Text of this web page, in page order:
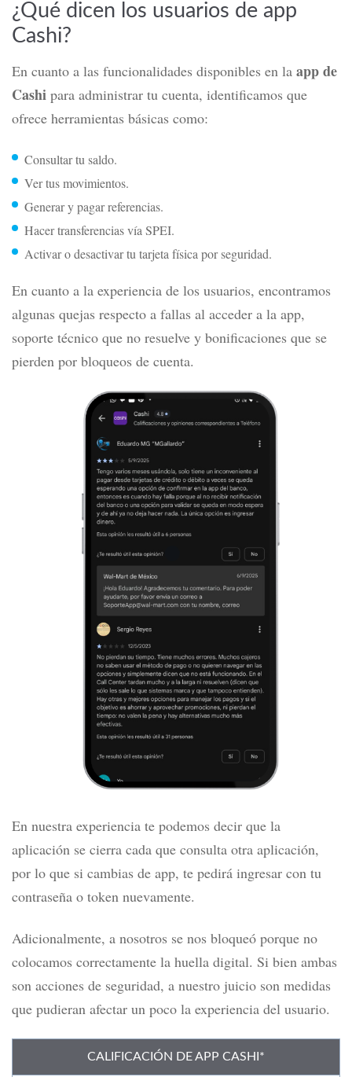
¿Qué dicen los usuarios de app
Cashi?
En cuanto a las funcionalidades disponibles en la app de
Cashi para administrar tu cuenta, identificamos que
ofrece herramientas básicas como:
Consultar tu saldo.
Ver tus movimientos.
Generar y pagar referencias.
Hacer transferencias vía SPEI.
Activar o desactivar tu tarjeta física por seguridad.
En cuanto a la experiencia de los usuarios, encontramos
algunas quejas respecto a fallas al acceder a la app,
soporte técnico que no resuelve y bonificaciones que se
pierden por bloqueos de cuenta.
En nuestra experiencia te podemos decir que la
aplicación se cierra cada que consulta otra aplicación,
por lo que si cambias de app, te pedirá ingresar con tu
contraseña o token nuevamente.
Adicionalmente, a nosotros se nos bloqueó porque no
colocamos correctamente la huella digital. Si bien ambas
son acciones de seguridad, a nuestro juicio son medidas
que pudieran afectar un poco la experiencia del usuario.
CALIFICACIÓN DE APP CASHI*